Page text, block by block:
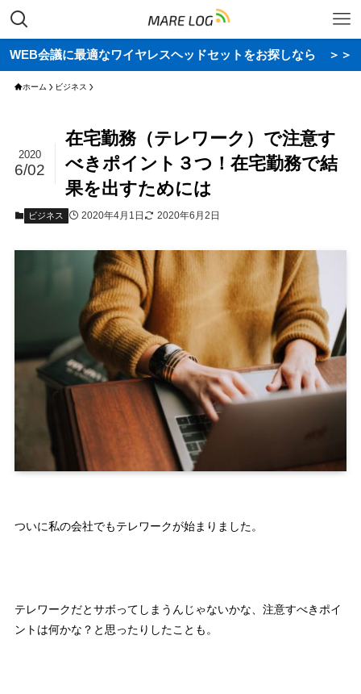
WEB会議に最適なワイヤレスヘッドセットをお探しなら ＞＞
ホーム ビジネス
在宅勤務（テレワーク）で注意す
べきポイント３つ！在宅勤務で結
果を出すためには
2020
6/02
ビジネス 2020年4月1日 2020年6月2日
ついに私の会社でもテレワークが始まりました。
テレワークだとサボってしまうんじゃないかな、注意すべきポイ
ントは何かな？と思ったりしたことも。